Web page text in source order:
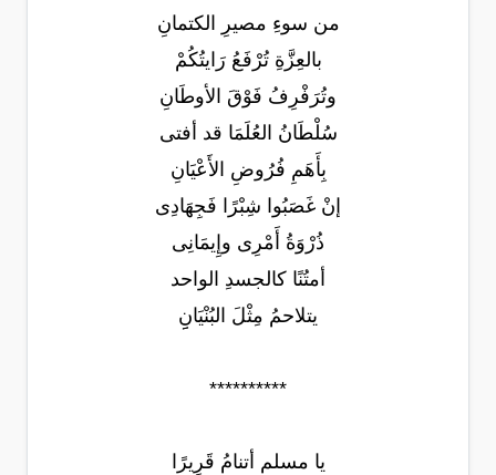
من سوءِ مصيرِ الكتمانِ
بالعِزَّةِ تُرْفَعُ رَايتُكُمْ
وتُرَفْرِفُ فَوْقَ الأوطَانِ
سُلْطَانُ العُلَمَا قد أفتى
بِأَهَمِ فُرُوضِ الأَعْيَانِ
إنْ غَصَبُوا شِبْرًا فَجِهَادِى
ذُرْوَةُ أَمْرِى وإِيمَانِى
أمتُنًا كالجسدِ الواحد
يتلاحمُ مِثْلَ البُنْيَانِِ
**********
يا مسلم أتنامُ قَرِيرًا